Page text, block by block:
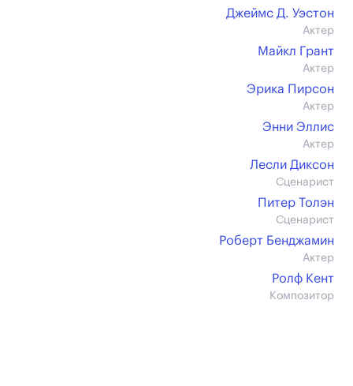
Джеймс Д. Уэстон
Актер
Майкл Грант
Актер
Эрика Пирсон
Актер
Энни Эллис
Актер
Лесли Диксон
Сценарист
Питер Толэн
Сценарист
Роберт Бенджамин
Актер
Ролф Кент
Композитор